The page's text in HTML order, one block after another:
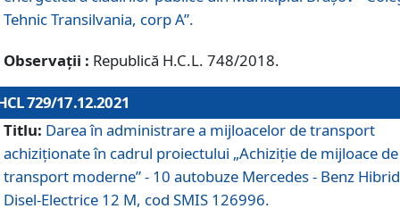
Tehnic Transilvania, corp A”.
Observații : Republică H.C.L. 748/2018.
729/17.12.2021
Titlu: Darea în administrare a mijloacelor de transport
achiziționate în cadrul proiectului „Achiziţie de mijloace de
transport moderne” - 10 autobuze Mercedes - Benz Hibrid
Disel-Electrice 12 M, cod SMIS 126996.